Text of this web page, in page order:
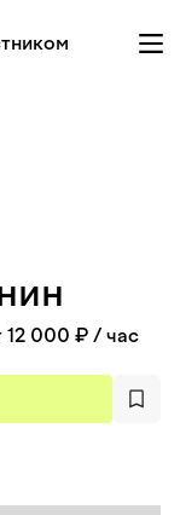
12 000 ₽ / час